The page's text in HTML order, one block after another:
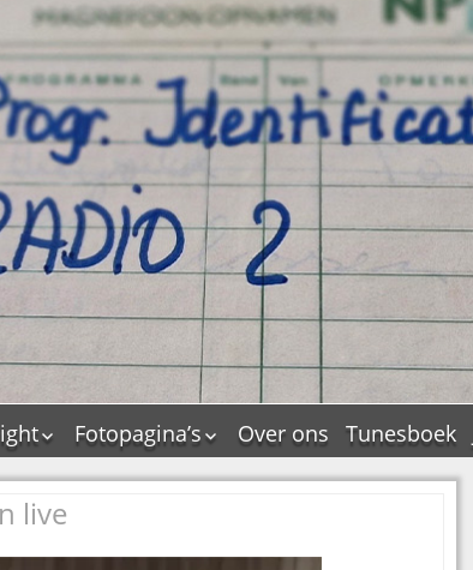
–
de makers?
en hun
Fotopagina’s
JAM in pictures
Over ons Tunesboek
live